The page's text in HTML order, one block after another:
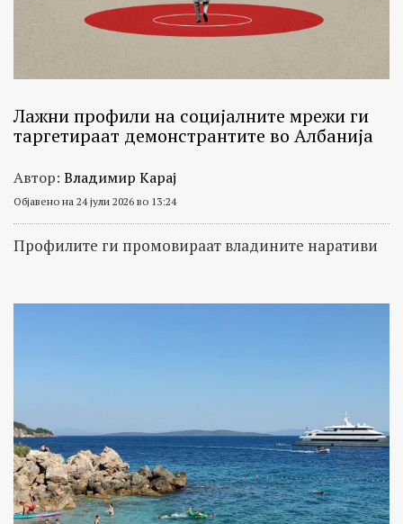
ниво.
Најчесто
сториите
оваа
рубрика
се
објавени
како
Balkan
Insight
(на
Лажни профили на социјалните мрежи ги
таргетираат демонстрантите во Албанија
Автор: Владимир Карај
Објавено на 24 јули 2026 во 13:24
Профилите ги промовираат владините наративи